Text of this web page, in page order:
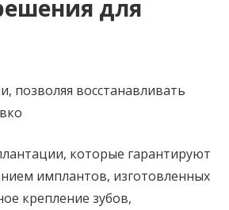
для
позволяя восстанавливать
которые гарантируют
имплантов, изготовленных
крепление зубов,